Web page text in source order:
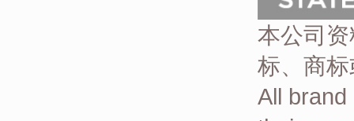
本公司
标、商
All